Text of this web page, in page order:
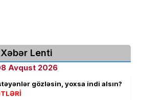
Xəbər Lenti
Avqust 2026
gözləsin, yoxsa indi alsın?